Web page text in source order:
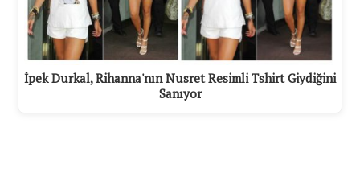
İpek Durkal, Rihanna'nın Nusret Resimli Tshirt Giydiğini
Sanıyor